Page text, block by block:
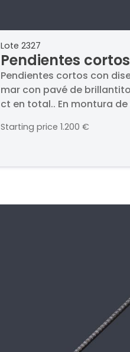
Lote 2327
Pendientes
de estrella de
de brillantitos de
ct en total.
Pendientes cortos con
mar con pavé de
ct en total.. En montura
Starting price 1.200 €